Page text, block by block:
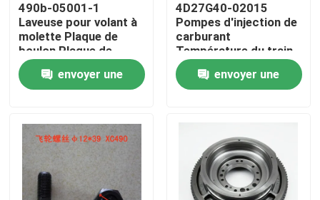
Produits
Vidéos
À propos de nous
Visite de l'usine
490b-05001-1
Laveuse pour volant à
molette Plaque de
boulon Plaque de
sécurité
envoyer une
4D27G40-02015
Pompes d'injection de
carburant
Température du train
de roulement Arbre à
mancheenvoyer une